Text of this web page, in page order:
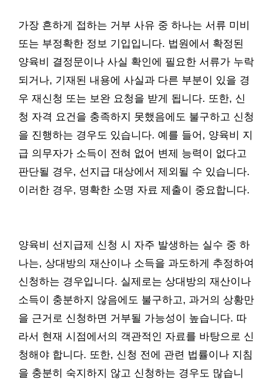
가장 흔하게 접하는 거부 사유 중 하나는 서류 미비
또는 부정확한 정보 기입입니다. 법원에서 확정된
양육비 결정문이나 사실 확인에 필요한 서류가 누락
되거나, 기재된 내용에 사실과 다른 부분이 있을 경
우 재신청 또는 보완 요청을 받게 됩니다. 또한, 신
청 자격 요건을 충족하지 못했음에도 불구하고 신청
을 진행하는 경우도 있습니다. 예를 들어, 양육비 지
급 의무자가 소득이 전혀 없어 변제 능력이 없다고
판단될 경우, 선지급 대상에서 제외될 수 있습니다.
이러한 경우, 명확한 소명 자료 제출이 중요합니다.
양육비 선지급제 신청 시 자주 발생하는 실수 중 하
나는, 상대방의 재산이나 소득을 과도하게 추정하여
신청하는 경우입니다. 실제로는 상대방의 재산이나
소득이 충분하지 않음에도 불구하고, 과거의 상황만
을 근거로 신청하면 거부될 가능성이 높습니다. 따
라서 현재 시점에서의 객관적인 자료를 바탕으로 신
청해야 합니다. 또한, 신청 전에 관련 법률이나 지침
을 충분히 숙지하지 않고 신청하는 경우도 많습니